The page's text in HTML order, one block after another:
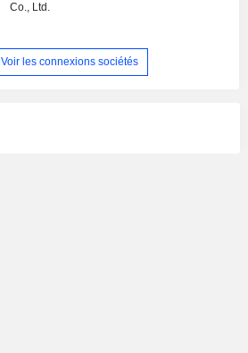
Co., Ltd.
Voir les connexions sociétés